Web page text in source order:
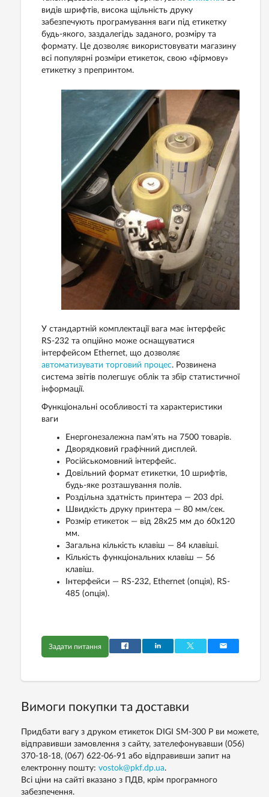
видів шрифтів, висока щільність друку
забезпечують програмування ваги під етикетку
будь-якого, заздалегідь заданого, розміру та
формату. Це дозволяє використовувати магазину
всі популярні розміри етикеток, свою «фірмову»
етикетку з препринтом.
У стандартній комплектації вага має інтерфейс
RS-232 та опційно може оснащуватися
інтерфейсом Ethernet, що дозволяє
автоматизувати торговий процес. Розвинена
система звітів полегшує облік та збір статистичної
інформації.
Функціональні особливості та характеристики
ваги
Енергонезалежна пам’ять на 7500 товарів.
Дворядковий графічний дисплей.
Російськомовний інтерфейс.
Довільний формат етикетки, 10 шрифтів,
будь-яке розташування полів.
Роздільна здатність принтера — 203 dpi.
Швидкість друку принтера — 80 мм/сек.
Розмір етикеток — від 28x25 мм до 60x120
мм.
Загальна кількість клавіш — 84 клавіші.
Кількість функціональних клавіш — 56
клавіш.
Інтерфейси — RS-232, Ethernet (опція), RS-
485 (опція).
Задати питання
Вимоги покупки та доставки
Придбати вагу з друком етикеток DIGI SM-300 P ви можете,
відправивши замовлення з сайту, зателефонувавши (056)
370-18-18, (067) 622-06-91 або відправивши запит на
електронну пошту: vostok@pkf.dp.ua.
Всі ціни на сайті вказано з ПДВ, крім програмного
забезпечення.